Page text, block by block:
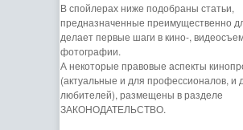
В спойлерах ниже подобраны статьи,
предназначенные преимущественно
делает первые шаги в кино-,
фотографии.
А некоторые правовые аспекты
(актуальные и для профессионалов, и
любителей), размещены в разделе
ЗАКОНОДАТЕЛЬСТВО.